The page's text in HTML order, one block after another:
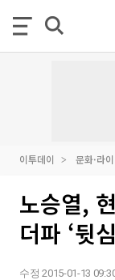
이투데이 문화·라
노승열,
더파 ‘뒷
수정 2015-01-13